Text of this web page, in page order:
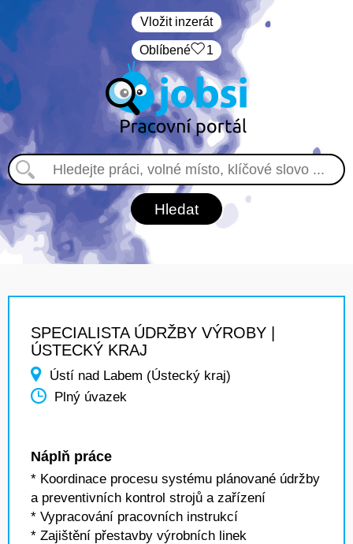
Vložit inzerát
Oblíbené 1
SPECIALISTA ÚDRŽBY VÝROBY |
ÚSTECKÝ KRAJ
Ústí nad Labem (Ústecký kraj)
Plný úvazek
Náplň práce
* Koordinace procesu systému plánované údržby
a preventivních kontrol strojů a zařízení
* Vypracování pracovních instrukcí
* Zajištění přestavby výrobních linek